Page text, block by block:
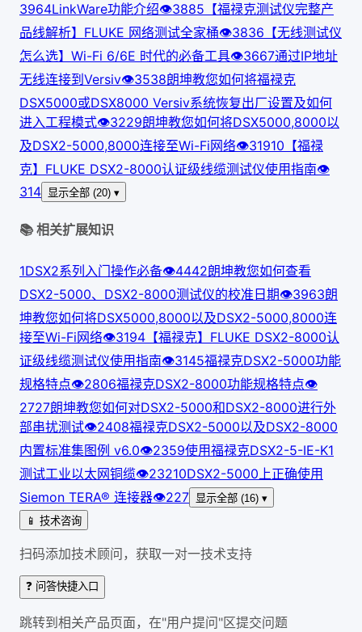
3964LinkWare功能介绍👁3885 【福禄克测试仪完整产
品线解析】FLUKE 网络测试全家桶👁3836 【无线测试仪
怎么选】Wi-Fi 6/6E 时代的必备工具👁3667通过IP地址
无线连接到Versiv👁3538朗坤教您如何将福禄克
DSX5000或DSX8000 Versiv系统恢复出厂设置及如何
进入工程模式👁3229朗坤教您如何将DSX5000,8000以
及DSX2-5000,8000连接至Wi-Fi网络👁31910 【福禄
克】FLUKE DSX2-8000认证级线缆测试仪使用指南👁
314 显示全部 (20) ▾
📚 相关扩展知识
1DSX2系列入门操作必备👁4442朗坤教您如何查看
DSX2-5000、DSX2-8000测试仪的校准日期👁3963朗
坤教您如何将DSX5000,8000以及DSX2-5000,8000连
接至Wi-Fi网络👁3194 【福禄克】FLUKE DSX2-8000认
证级线缆测试仪使用指南👁3145福禄克DSX2-5000功能
规格特点👁2806福禄克DSX2-8000功能规格特点👁
2727朗坤教您如何对DSX2-5000和DSX2-8000进行外
部串扰测试👁2408福禄克DSX2-5000以及DSX2-8000
内置标准集图例 v6.0👁2359使用福禄克DSX2-5-IE-K1
测试工业以太网铜缆👁23210DSX2-5000上正确使用
Siemon TERA® 连接器👁227 显示全部 (16) ▾
📱 技术咨询
扫码添加技术顾问，获取一对一技术支持
❓ 问答快捷入口
跳转到相关产品页面，在"用户提问"区提交问题